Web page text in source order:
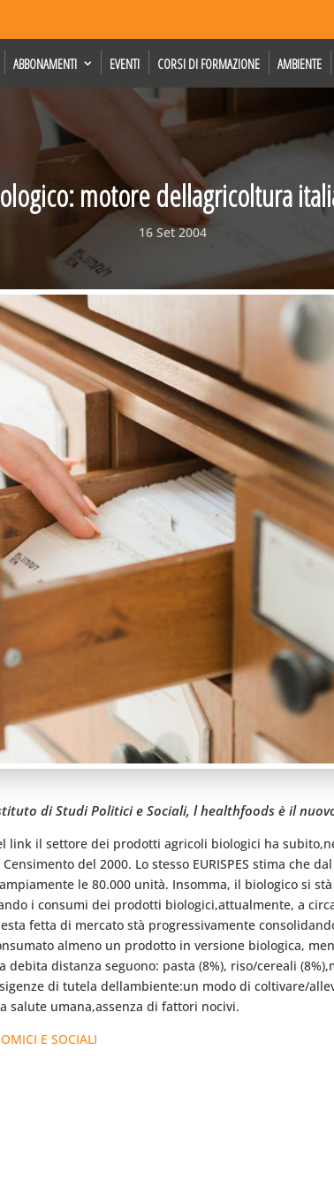
ABBONAMENTI EVENTI CORSI DI FORMAZIONE AMBIENTE
motore dellagricoltura
16 Set 2004
di Studi Politici e Sociali, l healthfoods è il
link il settore dei prodotti agricoli biologici ha
del 2000. Lo stesso EURISPES stima che
le 80.000 unità. Insomma, il biologico si
i consumi dei prodotti biologici,attualmente, a
fetta di mercato stà progressivamente
almeno un prodotto in versione biologica,
distanza seguono: pasta (8%), riso/cereali
di tutela dellambiente:un modo di coltivare/
salute umana,assenza di fattori nocivi.
E SOCIALI